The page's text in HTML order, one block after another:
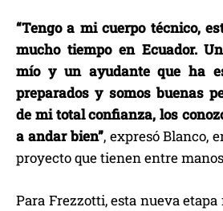
“Tengo a mi cuerpo técnico,
mucho tiempo en Ecuador.
mío y un ayudante que ha
preparados y somos buenas
de mi total confianza, los
a andar bien”, expresó Blanco,
proyecto que tienen entre
Para Frezzotti, esta nueva